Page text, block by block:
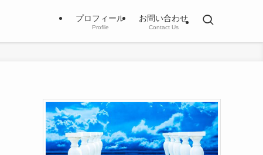
プロフィール
Profile
お問い合わせ
Contact Us